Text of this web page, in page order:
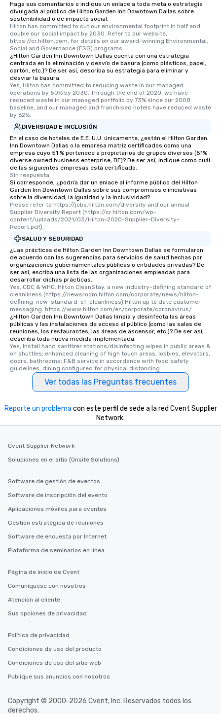
Haga sus comentarios o indique un enlace a toda meta o estrategia
divulgada al público de Hilton Garden Inn Downtown Dallas sobre
sostenibilidad o de impacto social.
Hilton has committed to cut our environmental footprint in half and
double our social impact by 2030. Refer to our website,
https://cr.hilton.com, for details on our award-winning Environmental,
Social and Governance (ESG) programs.
¿Hilton Garden Inn Downtown Dallas cuenta con una estrategia
centrada en la eliminación y desvío de basura (como plásticos, papel,
cartón, etc.)? De ser así, describa su estrategia para eliminar y
desviar la basura.
Yes, Hilton has committed to reducing waste in our managed
operations by 50% by 2030. Through the end of 2020, we have
reduced waste in our managed portfolio by 73% since our 2008
baseline, and our managed and franchised hotels have reduced waste
by 62%.
DIVERSIDAD E INCLUSIÓN
En el caso de hoteles de E.E. U.U. únicamente, ¿están el Hilton Garden
Inn Downtown Dallas o la empresa matriz certificados como una
empresa cuyo 51 % pertenece a propietarios de grupos diversos (51%
diverse owned business enterprise, BE)? De ser así, indique como cuál
de las siguientes empresas está certificado.
Sin respuesta.
Si corresponde, ¿podría dar un enlace al informe público del Hilton
Garden Inn Downtown Dallas sobre sus compromisos e iniciativas
sobre la diversidad, la igualdad y la inclusividad?
Please refer to https://jobs.hilton.com/diversity and our annual
Supplier Diversity Report (https://cr.hilton.com/wp-
content/uploads/2021/03/Hilton-2020-Supplier-Diversity-
Report.pdf).
SALUD Y SEGURIDAD
¿Las prácticas de Hilton Garden Inn Downtown Dallas se formularon
de acuerdo con las sugerencias para servicios de salud hechas por
organizaciones gubernamentales públicas o entidades privadas? De
ser así, escriba una lista de las organizaciones empleadas para
desarrollar dichas prácticas.
Yes, CDC & WHO. Hilton CleanStay, a new industry-defining standard of
cleanliness (https://newsroom.hilton.com/corporate/news/hilton-
defining-new-standard-of-cleanliness) Hilton up to date customer
messaging: https://www.hilton.com/en/corporate/coronavirus/
¿Hilton Garden Inn Downtown Dallas limpia y desinfecta las áreas
públicas y las instalaciones de acceso al público (como las salas de
reuniones, los restaurantes, las áreas de ascensor, etc.)? De ser así,
describa toda nueva medida implementada.
Yes, Install hand sanitizer stations/disinfecting wipes in public areas &
on shuttles; enhanced cleaning of high touch areas, lobbies, elevators,
doors, bathrooms; F&B service in accordance with food safety
guidelines, dining configured for physical distancing
Ver todas las Preguntas frecuentes
Reporte un problema con este perfil de sede a la red Cvent Supplier
Network.
Cvent Supplier Network
Soluciones en el sitio (Onsite Solutions)
Software de gestión de eventos
Software de inscripción del evento
Aplicaciones móviles para eventos
Gestión estratégica de reuniones
Software de encuesta por Internet
Plataforma de seminarios en línea
Página de inicio de Cvent
Comuníquese con nosotros
Atención al cliente
Sus opciones de privacidad
Política de privacidad
Condiciones de uso del producto
Condiciones de uso del sitio web
Publique sus anuncios con nosotros
Copyright © 2000-2026 Cvent, Inc. Reservados todos los
derechos.